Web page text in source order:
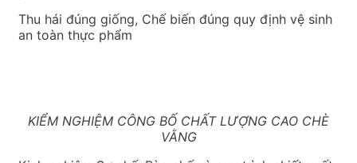
Thu hái đúng giống, Chế biến đúng quy định vệ sinh
an toàn thực phẩm
KIỂM NGHIỆM CÔNG BỐ CHẤT LƯỢNG CAO CHÈ
VẰNG